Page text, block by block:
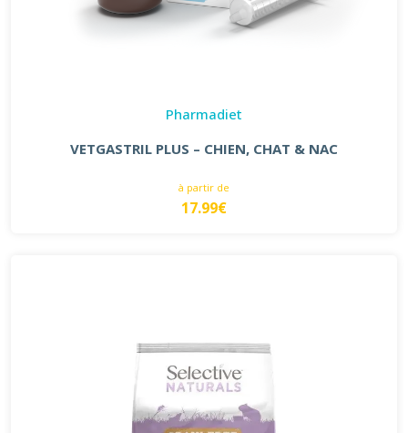
Pharmadiet
VETGASTRIL PLUS – CHIEN, CHAT & NAC
à partir de
17.99€